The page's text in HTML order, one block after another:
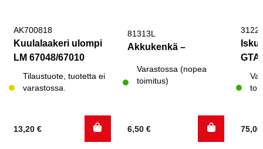
AK700818
Kuulalaakeri ulompi
LM 67048/67010
Tilaustuote, tuotetta ei
varastossa.
13,20 €
81313L
Akkukenkä –
Varastossa (nopea
toimitus)
6,50 €
GTA